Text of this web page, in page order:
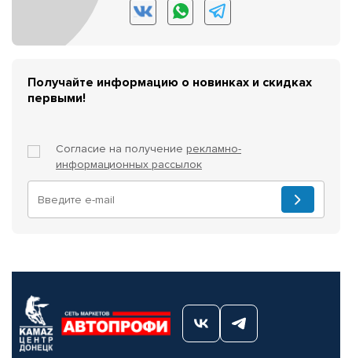
Получайте информацию о новинках и скидках
первыми!
Согласие на получение рекламно-
информационных рассылок